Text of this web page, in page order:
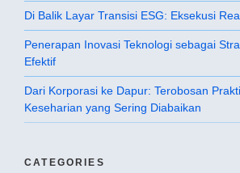
Di Balik Layar Transisi ESG: Eksekusi
Penerapan Inovasi Teknologi sebagai
Efektif
Dari Korporasi ke Dapur: Terobosan
Keseharian yang Sering Diabaikan
CATEGORIES